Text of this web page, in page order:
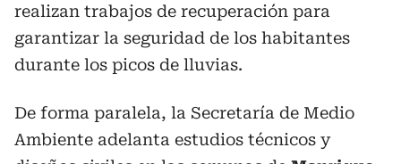
realizan trabajos de recuperación para
garantizar la seguridad de los habitantes
durante los picos de lluvias.
De forma paralela, la Secretaría de Medio
Ambiente adelanta estudios técnicos y